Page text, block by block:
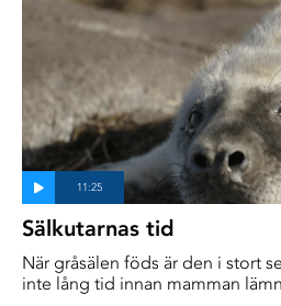
Sälkutarnas tid
När gråsälen föds är den i stort
inte lång tid innan mamman